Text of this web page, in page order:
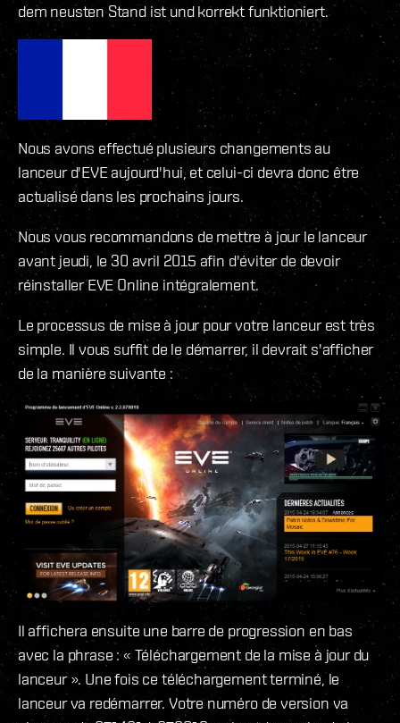
dem neusten Stand ist und korrekt funktioniert.
Nous avons effectué plusieurs changements au
lanceur d'EVE aujourd'hui, et celui-ci devra donc être
actualisé dans les prochains jours.
Nous vous recommandons de mettre à jour le lanceur
avant jeudi, le 30 avril 2015 afin d'éviter de devoir
réinstaller EVE Online intégralement.
Le processus de mise à jour pour votre lanceur est très
simple. Il vous suffit de le démarrer, il devrait s'afficher
de la manière suivante :
Il affichera ensuite une barre de progression en bas
avec la phrase : « Téléchargement de la mise à jour du
lanceur ». Une fois ce téléchargement terminé, le
lanceur va redémarrer. Votre numéro de version va